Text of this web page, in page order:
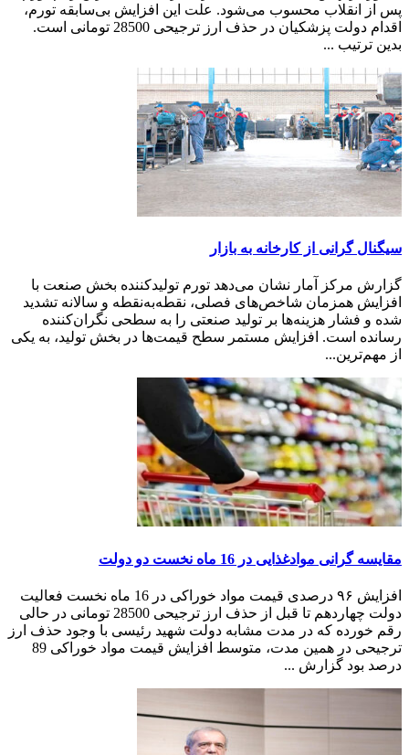
پس از انقلاب محسوب می‌شود. علت این افزایش بی‌سابقه تورم،
اقدام دولت پزشکیان در حذف ارز ترجیحی 28500 تومانی است.
بدین ترتیب ...
سیگنال گرانی از کارخانه به بازار
گزارش مرکز آمار نشان می‌دهد تورم تولیدکننده بخش صنعت با
افزایش همزمان شاخص‌های فصلی، نقطه‌به‌نقطه و سالانه تشدید
شده و فشار هزینه‌ها بر تولید صنعتی را به سطحی نگران‌کننده
رسانده است. افزایش مستمر سطح قیمت‌ها در بخش تولید، به یکی
از مهم‌ترین...
مقایسه گرانی موادغذایی در 16 ماه نخست دو دولت
افزایش ۹۶ درصدی قیمت مواد خوراکی در 16 ماه نخست فعالیت
دولت چهاردهم تا قبل از حذف ارز ترجیحی 28500 تومانی در حالی
رقم خورده که در مدت مشابه دولت شهید رئیسی با وجود حذف ارز
ترجیحی در همین مدت، متوسط افزایش قیمت مواد خوراکی 89
درصد بود گزارش ...